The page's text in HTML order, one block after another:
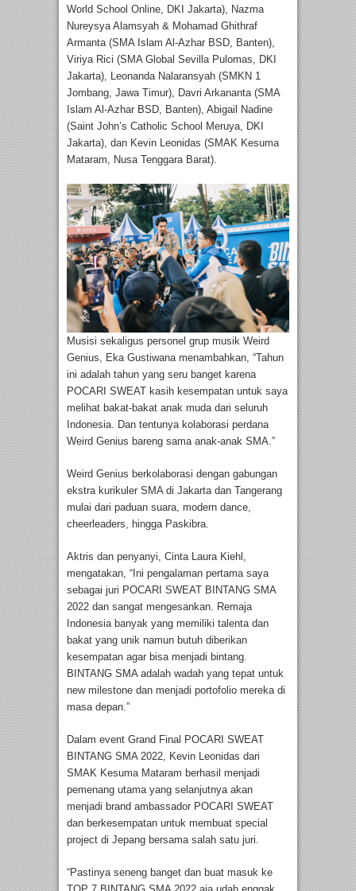
World School Online, DKI Jakarta), Nazma
Nureysya Alamsyah & Mohamad Ghithraf
Armanta (SMA Islam Al-Azhar BSD, Banten),
Viriya Rici (SMA Global Sevilla Pulomas, DKI
Jakarta), Leonanda Nalaransyah (SMKN 1
Jombang, Jawa Timur), Davri Arkananta (SMA
Islam Al-Azhar BSD, Banten), Abigail Nadine
(Saint John’s Catholic School Meruya, DKI
Jakarta), dan Kevin Leonidas (SMAK Kesuma
Mataram, Nusa Tenggara Barat).
Musisi sekaligus personel grup musik Weird
Genius, Eka Gustiwana menambahkan, “Tahun
ini adalah tahun yang seru banget karena
POCARI SWEAT kasih kesempatan untuk saya
melihat bakat-bakat anak muda dari seluruh
Indonesia. Dan tentunya kolaborasi perdana
Weird Genius bareng sama anak-anak SMA.”
Weird Genius berkolaborasi dengan gabungan
ekstra kurikuler SMA di Jakarta dan Tangerang
mulai dari paduan suara, modern dance,
cheerleaders, hingga Paskibra.
Aktris dan penyanyi, Cinta Laura Kiehl,
mengatakan, “Ini pengalaman pertama saya
sebagai juri POCARI SWEAT BINTANG SMA
2022 dan sangat mengesankan. Remaja
Indonesia banyak yang memiliki talenta dan
bakat yang unik namun butuh diberikan
kesempatan agar bisa menjadi bintang.
BINTANG SMA adalah wadah yang tepat untuk
new milestone dan menjadi portofolio mereka di
masa depan.”
Dalam event Grand Final POCARI SWEAT
BINTANG SMA 2022, Kevin Leonidas dari
SMAK Kesuma Mataram berhasil menjadi
pemenang utama yang selanjutnya akan
menjadi brand ambassador POCARI SWEAT
dan berkesempatan untuk membuat special
project di Jepang bersama salah satu juri.
“Pastinya seneng banget dan buat masuk ke